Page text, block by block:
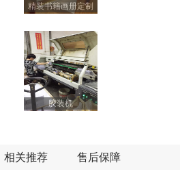
精装书籍画册定制
胶装机
相关推荐 售后保障